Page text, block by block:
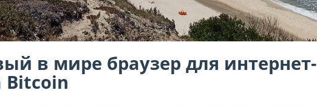
в мире браузер для интернет-
Bitcoin